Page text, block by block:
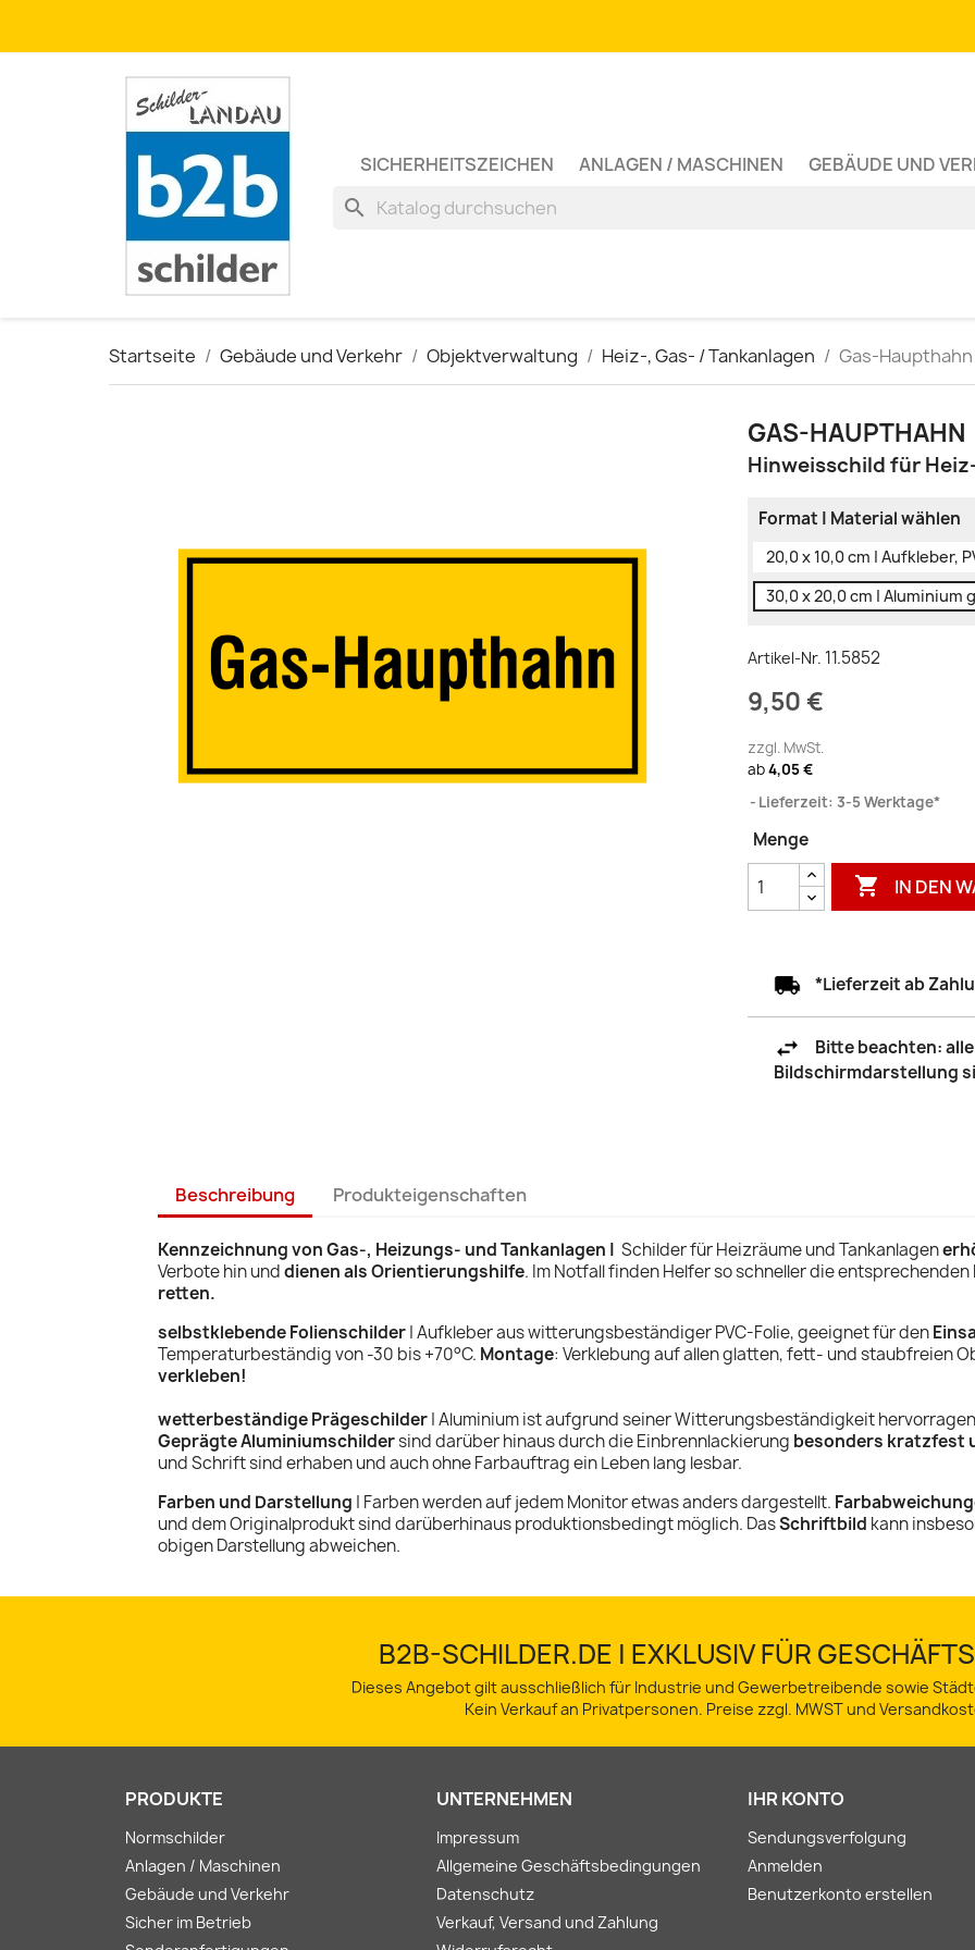
SICHERHEITSZEICHEN ANLAGEN / MASCHINEN GEBÄUDE UND
search
Startseite Gebäude und Verkehr Objektverwaltung Heiz-, Gas- / Tankanlagen Gas-Haupthahn
GAS-HAUPTHAHN
Hinweisschild für
Format | Material wählen
20,0 x 10,0 cm | Aufkleber,
30,0 x 20,0 cm | Aluminium
Artikel-Nr. 11.5852
9,50 €
zzgl. MwSt.
ab4,05 €
Lieferzeit: 3-5 Werktage*
Menge
 IN DEN
*Lieferzeit ab
Bitte beachten:
Bildschirmdarstellung
Beschreibung Produkteigenschaften
Kennzeichnung von Gas-, Heizungs- und Tankanlagen | Schilder für Heizräume und Tankanlagen
Verbote hin unddienen als Orientierungshilfe. Im Notfall finden Helfer so schneller die
retten.
selbstklebende Folienschilder| Aufkleber aus witterungsbeständiger PVC-Folie, geeignet für den
Temperaturbeständig von -30 bis +70°C. Montage: Verklebung auf allen glatten, fett- und staubfreien
verkleben!
wetterbeständige Prägeschilder| Aluminium ist aufgrund seiner Witterungsbeständigkeit
Geprägte Aluminiumschildersind darüber hinaus durch die Einbrennlackierung besonders kratzfest
und Schrift sind erhaben und auch ohne Farbauftrag ein Leben lang lesbar.
Farben und Darstellung | Farben werden auf jedem Monitor etwas anders dargestellt.
und dem Originalprodukt sind darüberhinaus produktionsbedingt möglich. DasSchriftbild kann
obigen Darstellung abweichen.
B2B-SCHILDER.DE | EXKLUSIV FÜR
Dieses Angebot gilt ausschließlich für Industrie und Gewerbetreibende sowie
Kein Verkauf an Privatpersonen. Preise zzgl. MWST und
PRODUKTE
Normschilder
Anlagen / Maschinen
Gebäude und Verkehr
Sicher im Betrieb
UNTERNEHMEN
Impressum
Allgemeine Geschäftsbedingungen
Datenschutz
Verkauf, Versand und Zahlung
IHR KONTO
Sendungsverfolgung
Anmelden
Benutzerkonto erstellen